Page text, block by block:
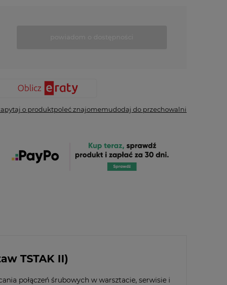
o produktpoleć znajomemudodaj do przechowalni
TSTAK II)
połączeń śrubowych w warsztacie, serwisie i